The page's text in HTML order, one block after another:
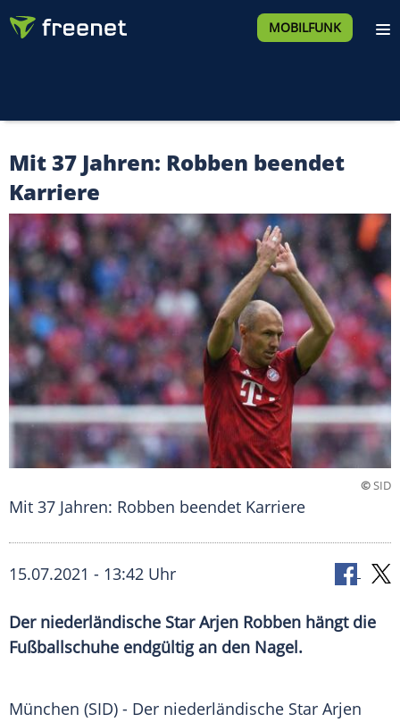
MOBILFUNK
Mit 37 Jahren: Robben beendet
Karriere
©SID
Mit 37 Jahren: Robben beendet Karriere
15.07.2021 - 13:42 Uhr
Der niederländische StarArjen Robben hängt die
Fußballschuhe endgültig an den Nagel.
München (SID) - Der niederländische Star Arjen